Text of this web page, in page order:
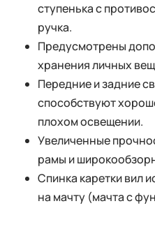
ступенька с
ручка.
Предусмотрены
хранения личных
Передние и задние
способствуют
плохом освещении.
Увеличенные
рамы и
Спинка каретки вил
на мачту (мачта с